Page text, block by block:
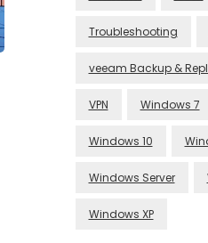
Troubleshooting
veeam Backup &
VPN Windows 7
Windows 10
Windows Server
Windows XP